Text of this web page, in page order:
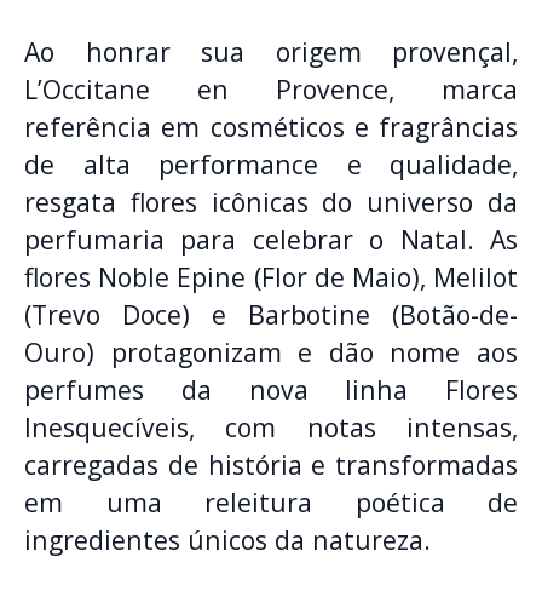
Ao honrar sua origem provençal,
L’Occitane en Provence, marca
referência em cosméticos e fragrâncias
de alta performance e qualidade,
resgata flores icônicas do universo da
perfumaria para celebrar o Natal. As
flores Noble Epine (Flor de Maio), Melilot
(Trevo Doce) e Barbotine (Botão-de-
Ouro) protagonizam e dão nome aos
perfumes da nova linha Flores
Inesquecíveis, com notas intensas,
carregadas de história e transformadas
em uma releitura poética de
ingredientes únicos da natureza.